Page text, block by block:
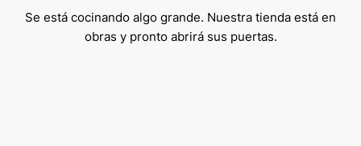
Se está cocinando algo grande. Nuestra tienda está en
obras y pronto abrirá sus puertas.